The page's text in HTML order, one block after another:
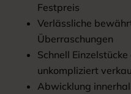
Festpreis
Verlässliche
Überraschungen
Schnell
unkompliziert
Abwicklung